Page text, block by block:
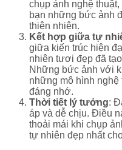
chụp ảnh nghệ
bạn những bức ảnh
thiên nhiên.
Kết hợp giữa tự
giữa kiến trúc hiện
nhiên tươi đẹp đã
Những bức ảnh với
những mô hình nghệ
đáng nhớ.
Thời tiết lý tưởng:
áp và dễ chịu. Điều
thoải mái khi chụp
tự nhiên đẹp nhất